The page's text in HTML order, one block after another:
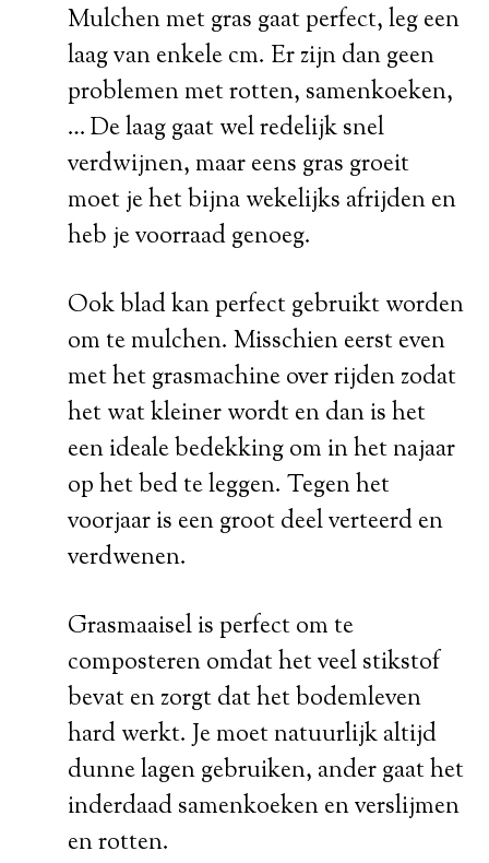
Mulchen met gras gaat perfect, leg een
laag van enkele cm. Er zijn dan geen
problemen met rotten, samenkoeken,
… De laag gaat wel redelijk snel
verdwijnen, maar eens gras groeit
moet je het bijna wekelijks afrijden en
heb je voorraad genoeg.
Ook blad kan perfect gebruikt worden
om te mulchen. Misschien eerst even
met het grasmachine over rijden zodat
het wat kleiner wordt en dan is het
een ideale bedekking om in het najaar
op het bed te leggen. Tegen het
voorjaar is een groot deel verteerd en
verdwenen.
Grasmaaisel is perfect om te
composteren omdat het veel stikstof
bevat en zorgt dat het bodemleven
hard werkt. Je moet natuurlijk altijd
dunne lagen gebruiken, ander gaat het
inderdaad samenkoeken en verslijmen
en rotten.